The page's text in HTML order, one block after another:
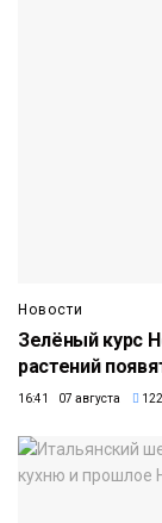
Новости
Зелёный курс
растений
16:41 07 августа 122